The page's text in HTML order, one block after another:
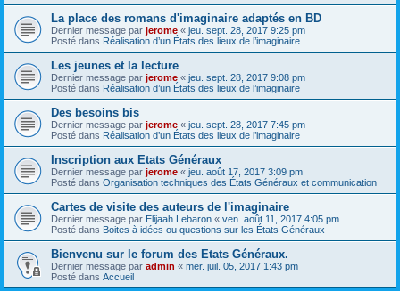
La place des romans d'imaginaire adaptés en BD
Dernier message par jerome « jeu. sept. 28, 2017 9:25 pm
Posté dans Réalisation d’un États des lieux de l’imaginaire
Les jeunes et la lecture
Dernier message par jerome « jeu. sept. 28, 2017 9:08 pm
Posté dans Réalisation d’un États des lieux de l’imaginaire
Des besoins bis
Dernier message par jerome « jeu. sept. 28, 2017 7:45 pm
Posté dans Réalisation d’un États des lieux de l’imaginaire
Inscription aux Etats Généraux
Dernier message par jerome « jeu. août 17, 2017 3:09 pm
Posté dans Organisation techniques des États Généraux et communication
Cartes de visite des auteurs de l'imaginaire
Dernier message par Elijaah Lebaron « ven. août 11, 2017 4:05 pm
Posté dans Boites à idées ou questions sur les États Généraux
Bienvenu sur le forum des Etats Généraux.
Dernier message par admin « mer. juil. 05, 2017 1:43 pm
Posté dans Accueil